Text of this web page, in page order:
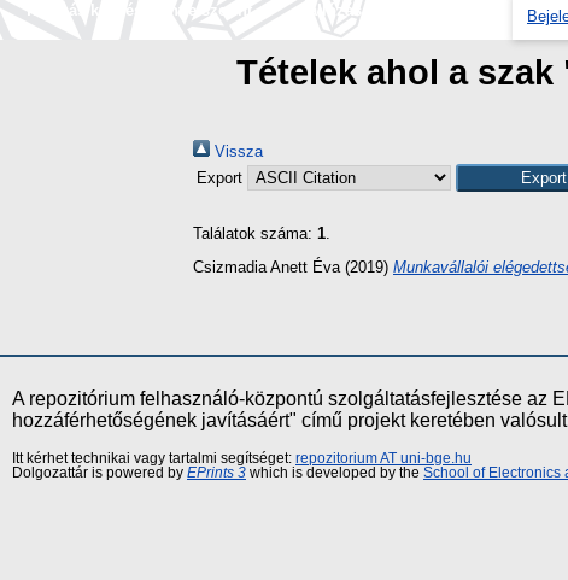
Tallózás képzés szintje szerint
Tallózás kulcsszó szerint
Tételek ahol a
Vissza
Export
Találatok száma: 1.
Csizmadia Anett Éva (2019) Munkavállalói
A repozitórium felhasználó-központú szolgáltatásfejlesztése az
hozzáférhetőségének javításáért" című projekt keretében
Itt kérhet technikai vagy tartalmi segítséget: repozitorium AT uni-bge.hu
Dolgozattár is powered by EPrints 3 which is developed by the School of Electronics